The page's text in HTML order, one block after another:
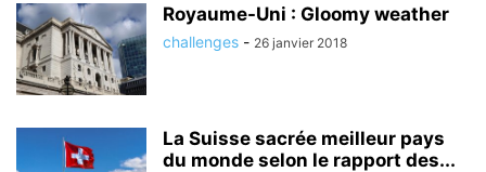
Royaume-Uni : Gloomy weather
challenges - 26 janvier 2018
La Suisse sacrée meilleur pays
du monde selon le rapport des...